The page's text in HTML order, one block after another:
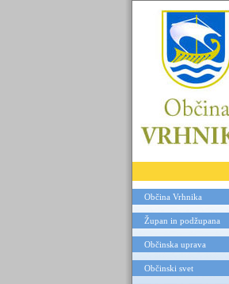
Občina Vrhnika
Župan in podžupana
Občinska uprava
Občinski svet